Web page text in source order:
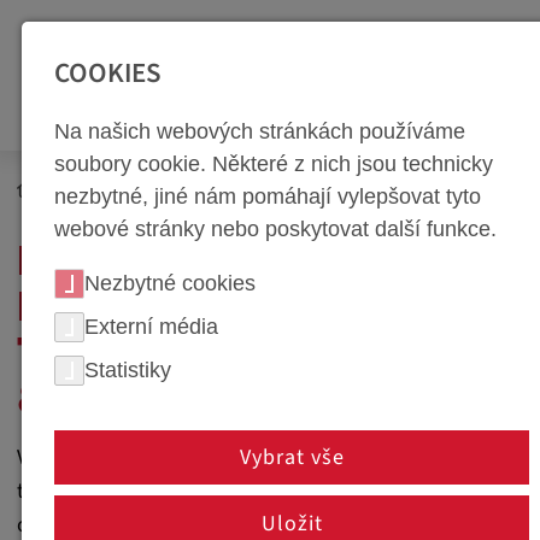
Zur Top Navigation springen [Alt+1]Zur Hauptnavigation
Produkty
KOMPLEXNÍ ŘEŠENÍ V
NÁSTROJÁŘSTVÍ PRO
TECHNOLOGII TVÁŘENÍ
& ZPRACOVÁNÍ KOVŮ
Využijte naše komplexní řešení v nástrojářství pro
technologii tváření a obrábění kovů. Doprovázíme Vás
od vývoje dílů přes výrobu lisovacích a výsekávacích
COOKIES
Na našich webových stránkách používáme
soubory cookie. Některé z nich jsou technicky
nezbytné, jiné nám pomáhají vylepšovat tyto
webové stránky nebo poskytovat další funkce.
Nezbytné cookies
Externí média
Statistiky
Vybrat vše
Uložit